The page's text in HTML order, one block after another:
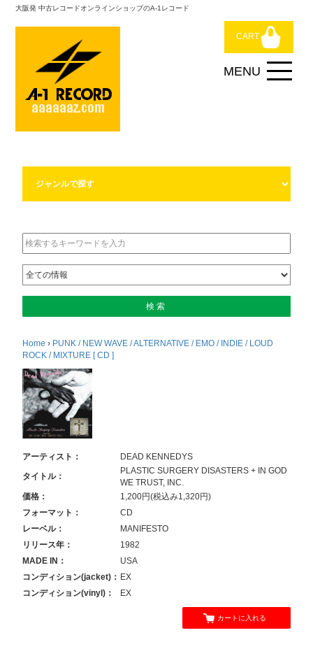
大阪発 中古レコードオンラインショップのA-1レコード
CART
Home › PUNK / NEW WAVE / ALTERNATIVE / EMO / INDIE / LOUD
ROCK / MIXTURE [ CD ]
アーティスト：
DEAD KENNEDYS
タイトル：
PLASTIC SURGERY DISASTERS + IN GOD
WE TRUST, INC.
価格：
1,200円(税込み1,320円)
フォーマット：
CD
レーベル：
MANIFESTO
リリース年：
1982
MADE IN：
USA
コンディション(jacket)： EX
コンディション(vinyl)：
EX
カートに入れる